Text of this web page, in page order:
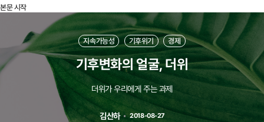
본문 시작
지속가능성 기후위기 경제
기후변화의 얼굴, 더위
더위가 우리에게 주는 과제
김산하 2018-08-27